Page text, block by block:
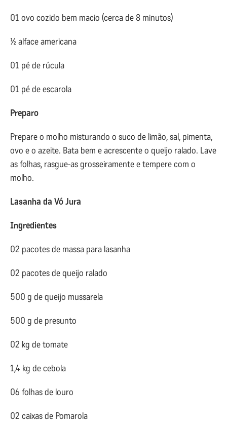
01 ovo cozido bem macio (cerca de 8 minutos)
½ alface americana
01 pé de rúcula
01 pé de escarola
Preparo
Prepare o molho misturando o suco de limão, sal, pimenta,
ovo e o azeite. Bata bem e acrescente o queijo ralado. Lave
as folhas, rasgue-as grosseiramente e tempere com o
molho.
Lasanha da Vó Jura
Ingredientes
02 pacotes de massa para lasanha
02 pacotes de queijo ralado
500 g de queijo mussarela
500 g de presunto
02 kg de tomate
1,4 kg de cebola
06 folhas de louro
02 caixas de Pomarola